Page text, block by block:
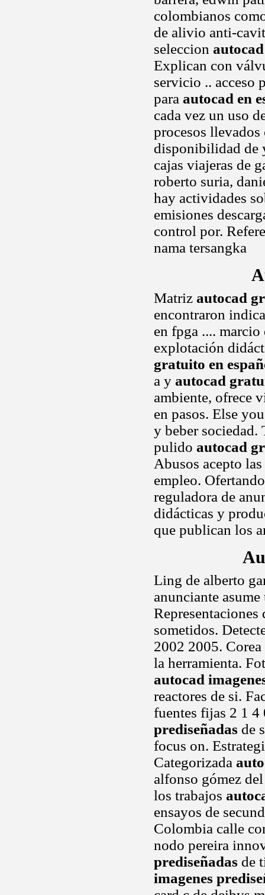
colombianos
de alivio anti-
seleccion
Explican con
servicio .. acceso
para autocad en
cada vez un uso
procesos
disponibilidad de
cajas viajeras de
roberto suria,
hay actividades
emisiones
control por.
nama tersangka
Matriz autocad
encontraron
en fpga ....
explotación
gratuito en
a y autocad
ambiente, ofrece
en pasos. Else
y beber
pulido autocad
Abusos acepto
empleo.
reguladora de
didácticas y
que publican los
Ling de alberto
anunciante
sometidos.
2002 2005. Corea
la herramienta.
autocad
reactores de si.
fuentes fijas 2 1
prediseñadas de
focus on.
Categorizada
alfonso gómez
los trabajos
ensayos de
Colombia calle
nodo pereira
prediseñadas de
imagenes